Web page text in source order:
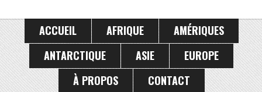
ACCUEIL AFRIQUE
AMÉRIQUES
ANTARCTIQUE
ASIE
EUROPE
À PROPOS
CONTACT